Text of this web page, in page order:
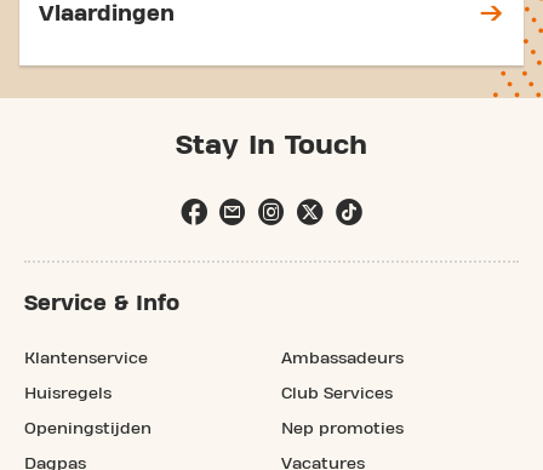
Vlaardingen
Stay In Touch
Service & Info
Klantenservice
Huisregels
Openingstijden
Dagpas
Ambassadeurs
Club Services
Nep promoties
Vacatures